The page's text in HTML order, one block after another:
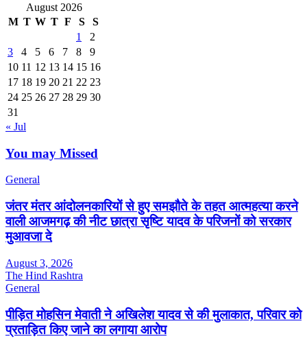
August 2026
M T W T F S
S
1
2
3
4 5 6 7 8
9
10 11 12 13 14 15 16
17 18 19 20 21 22 23
24 25 26 27 28 29 30
31
« Jul
You may Missed
General
जंतर मंतर आंदोलनकारियों से हुए समझौते के तहत आत्महत्या करने
वाली आजमगढ़ की नीट छात्रा सृष्टि यादव के परिजनों को सरकार
मुआवजा दे
August 3, 2026
The Hind Rashtra
General
पीड़ित मोहसिन मेवाती ने अखिलेश यादव से की मुलाकात, परिवार को
प्रताड़ित किए जाने का लगाया आरोप